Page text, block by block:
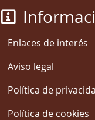
Enlaces de interés
Aviso legal
Política de
Política de cookies